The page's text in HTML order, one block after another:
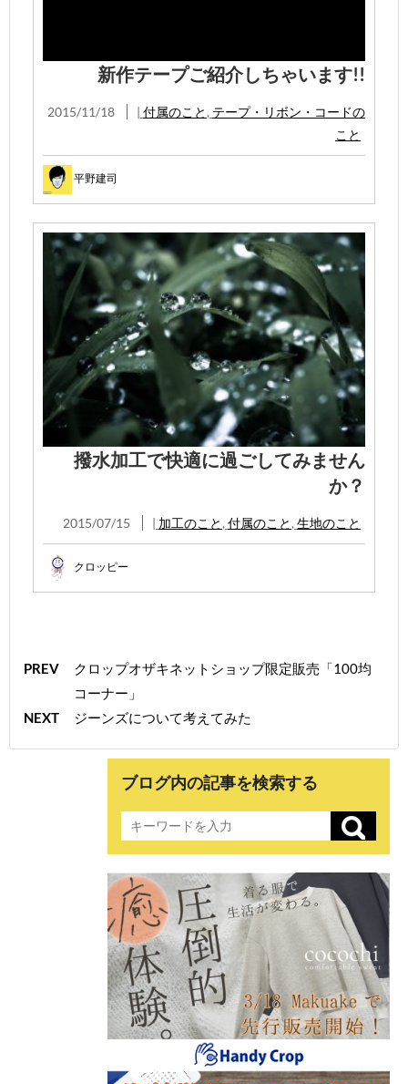
新作テープご紹介しちゃいます!!
2015/11/18 | 付属のこと , テープ・リボン・コードの
こと
平野建司
撥水加工で快適に過ごしてみません
か？
2015/07/15 | 加工のこと , 付属のこと , 生地のこと
クロッピー
PREV
クロップオザキネットショップ限定販売「100均
コーナー」
NEXT
ジーンズについて考えてみた
ブログ内の記事を検索する